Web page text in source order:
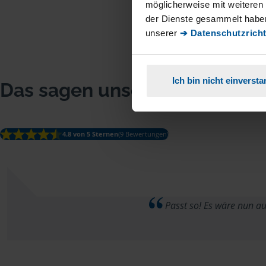
möglicherweise mit
der Dienste gesammelt
unserer ➔
Ich bin nicht
Das sagen unsere Mitglieder
4.8 von 5 Sternen(9 Bewertungen)
Passt so! Es wäre nun